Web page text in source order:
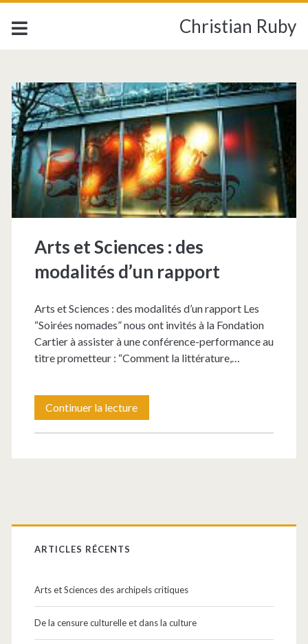
Christian Ruby
Étiquette :
<span>rapport</span>
Arts et Sciences : des
modalités d’un rapport
Arts et Sciences : des modalités d’un rapport Les
“Soirées nomades” nous ont invités à la Fondation
Cartier à assister à une conférence-performance au
titre prometteur : “Comment la littérature,…
Continuer la lectureArts
et
modalités
Barre
latérale
principale
ARTICLES RÉCENTS
Arts et Sciences des archipels critiques
De la censure culturelle et dans la culture